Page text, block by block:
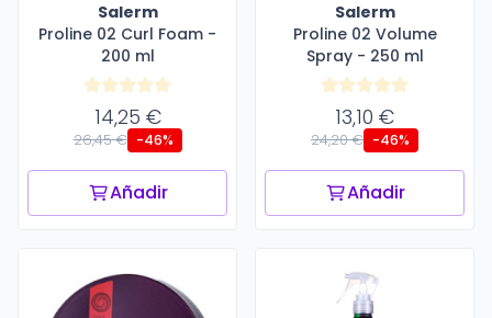
Salerm
Proline 02 Curl Foam -
200 ml
14,25 €
26,45 € -46%
Añadir
Salerm
Proline 02 Volume
Spray - 250 ml
13,10 €
24,20 € -46%
Añadir